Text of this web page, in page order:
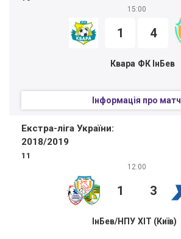
15:00
1
Квара
4
ФК ІнБев
Інформація про матч
Екстра-ліга України:
2018/2019
11
12:00
1
ІнБев/НПУ
3
ХІТ (Київ)